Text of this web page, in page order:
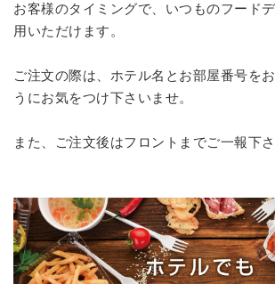
お客様のタイミングで、いつものフード
用いただけます。
ご注文の際は、ホテル名とお部屋番号を
うにお気をつけ下さいませ。
また、ご注文後はフロントまでご一報下さ